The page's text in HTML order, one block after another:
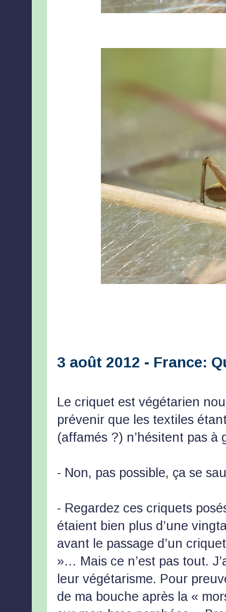
3 août 2012 - France:
Le criquet est végétarien
prévenir que les textiles
(affamés ?) n’hésitent pas
- Non, pas possible, ça se
- Regardez ces criquets
étaient bien plus d’une
avant le passage d’un
»… Mais ce n’est pas tout.
leur végétarisme. Pour
de ma bouche après la «